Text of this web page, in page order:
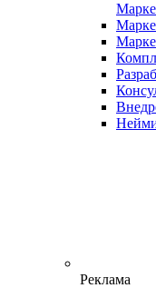
Реклама